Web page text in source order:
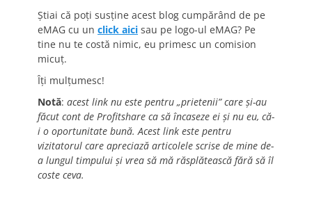
Știai că poți susține acest blog cumpărând de pe
eMAG cu un click aici sau pe logo-ul eMAG? Pe
tine nu te costă nimic, eu primesc un comision
micuț.
Îți mulțumesc!
Notă: acest link nu este pentru „prietenii” care și-au
făcut cont de Profitshare ca să încaseze ei și nu eu, că-
i o oportunitate bună. Acest link este pentru
vizitatorul care apreciază articolele scrise de mine de-
a lungul timpului și vrea să mă răsplătească fără să îl
coste ceva.